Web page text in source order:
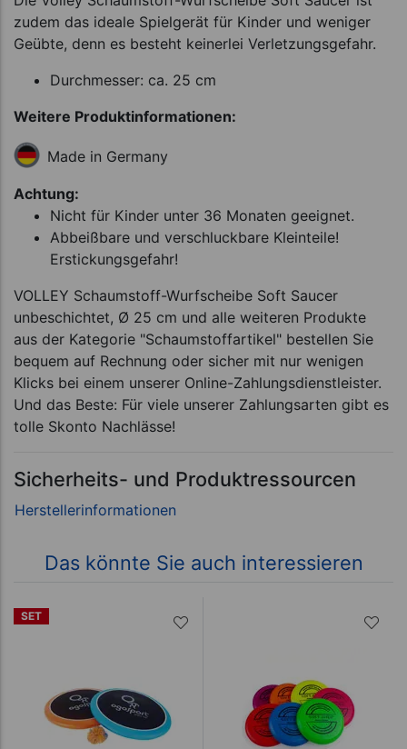
zudem das ideale Spielgerät für Kinder und weniger
Geübte, denn es besteht keinerlei Verletzungsgefahr.
Durchmesser: ca. 25 cm
Weitere Produktinformationen:
Made in Germany
Achtung:
Nicht für Kinder unter 36 Monaten geeignet.
Abbeißbare und verschluckbare Kleinteile!
Erstickungsgefahr!
VOLLEY Schaumstoff-Wurfscheibe Soft Saucer
unbeschichtet, Ø 25 cm und alle weiteren Produkte
aus der Kategorie "Schaumstoffartikel" bestellen Sie
bequem auf Rechnung oder sicher mit nur wenigen
Klicks bei einem unserer Online-Zahlungsdienstleister.
Und das Beste: Für viele unserer Zahlungsarten gibt es
tolle Skonto Nachlässe!
Sicherheits- und Produktressourcen
Das könnte Sie auch interessieren
SET